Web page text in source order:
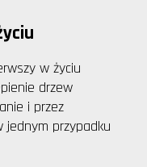
w życiu
drzew
i przez
jednym przypadku